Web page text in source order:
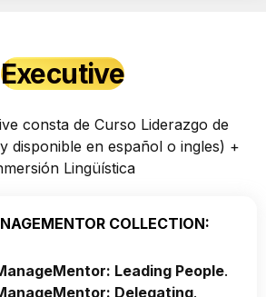
Executive
consta de Curso Liderazgo de
disponible en español o ingles) +
Lingüística
COLLECTION:
Leading People.
Delegating.